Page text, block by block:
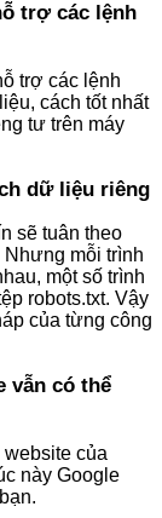
trợ các lệnh
trợ các lệnh
cách tốt nhất
tư trên máy
dữ liệu riêng
sẽ tuân theo
Nhưng mỗi trình
một số trình
robots.txt. Vậy
của từng công
vẫn có thể
của
này Google